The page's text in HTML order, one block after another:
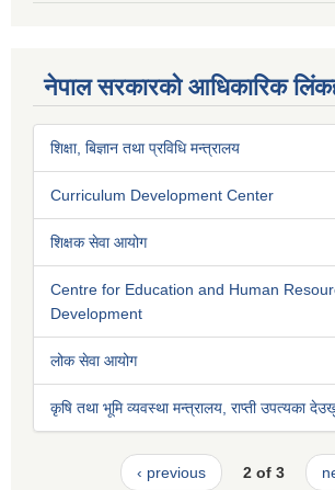
नेपाल सरकारको आधिकारिक
शिक्षा, बिज्ञान तथा प्रविधि मन्त्रालय
Curriculum Development Center
शिक्षक सेवा आयोग
Centre for Education and Human
Development
लोक सेवा आयोग
कृषि तथा भूमि व्यवस्था मन्त्रालय, राप्ती उपत्यका
‹ previous 2 of 3